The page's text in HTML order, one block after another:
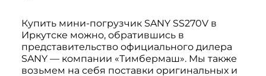
Купить мини-погрузчик SANY SS270V в
Иркутске можно, обратившись в
представительство официального дилера
SANY — компании «Тимбермаш». Мы также
возьмем на себя поставки оригинальных и